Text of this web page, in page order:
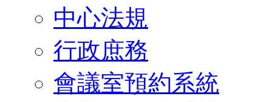
中心法規
行政庶務
會議室預約系統